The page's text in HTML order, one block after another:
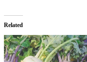
Related